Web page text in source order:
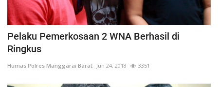
Pelaku Pemerkosaan 2 WNA Berhasil di
Ringkus
Humas Polres Manggarai Barat Jun 24, 2018 3351